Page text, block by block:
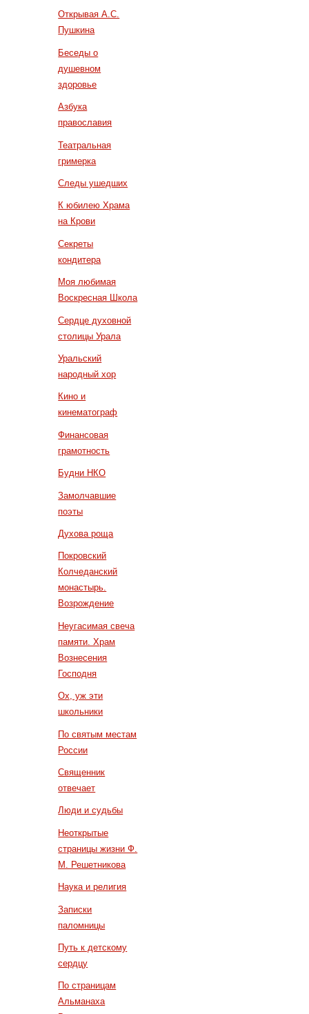
Открывая А.С.
Пушкина
Беседы о
душевном
здоровье
Азбука
православия
Театральная
гримерка
Следы ушедших
К юбилею Храма
на Крови
Секреты
кондитера
Моя любимая
Воскресная Школа
Сердце духовной
столицы Урала
Уральский
народный хор
Кино и
кинематограф
Финансовая
грамотность
Будни НКО
Замолчавшие
поэты
Духова роща
Покровский
Колчеданский
монастырь.
Возрождение
Неугасимая свеча
памяти. Храм
Вознесения
Господня
Ох, уж эти
школьники
По святым местам
России
Священник
отвечает
Люди и судьбы
Неоткрытые
страницы жизни Ф.
М. Решетникова
Наука и религия
Записки
паломницы
Путь к детскому
сердцу
По страницам
Альманаха